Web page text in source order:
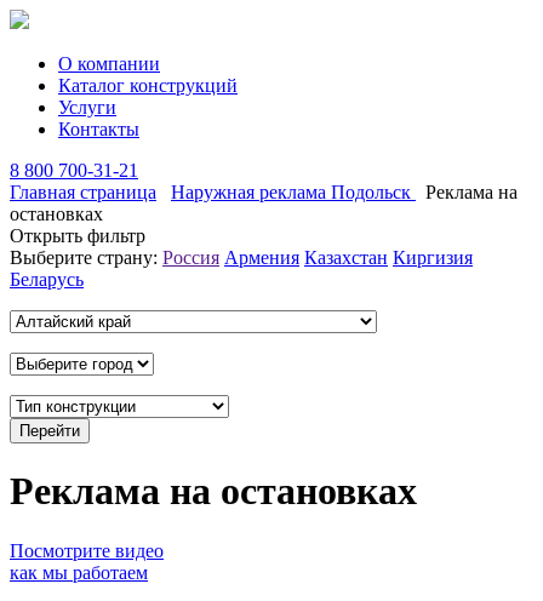
О компании
Каталог конструкций
Услуги
Контакты
8 800 700-31-21
Главная страница
Наружная реклама Подольск
Реклама на
остановках
Открыть фильтр
Выберите страну: Россия Армения Казахстан Киргизия
Беларусь
Реклама на остановках
Посмотрите видео
как мы работаем